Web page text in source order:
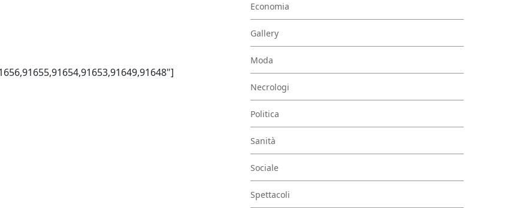
Economia
Gallery
Moda
Necrologi
Politica
Sanità
Sociale
Spettacoli